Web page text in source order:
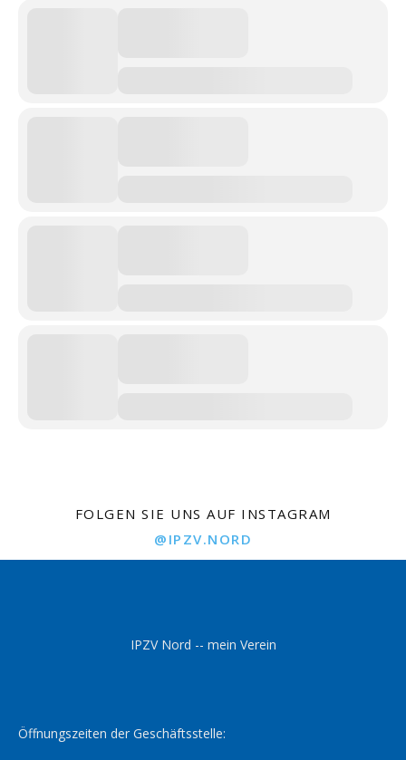
FOLGEN SIE UNS AUF INSTAGRAM
@IPZV.NORD
IPZV Nord -- mein Verein
Öffnungszeiten der Geschäftsstelle: